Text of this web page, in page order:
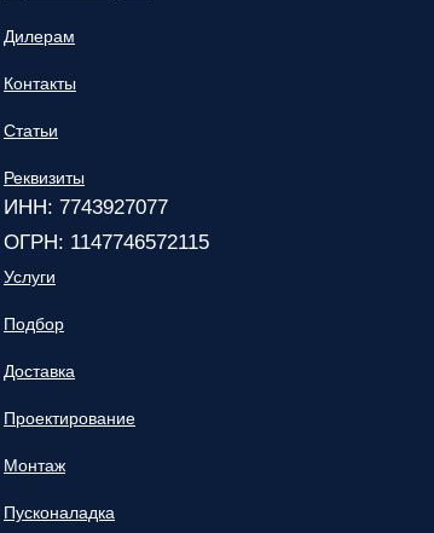
Дилерам
Контакты
Статьи
Реквизиты
ИНН: 7743927077
ОГРН: 1147746572115
Услуги
Подбор
Доставка
Проектирование
Монтаж
Пусконаладка